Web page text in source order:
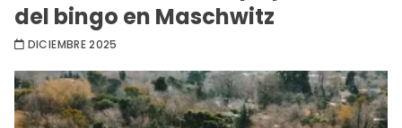
del bingo en Maschwitz
DICIEMBRE 2025